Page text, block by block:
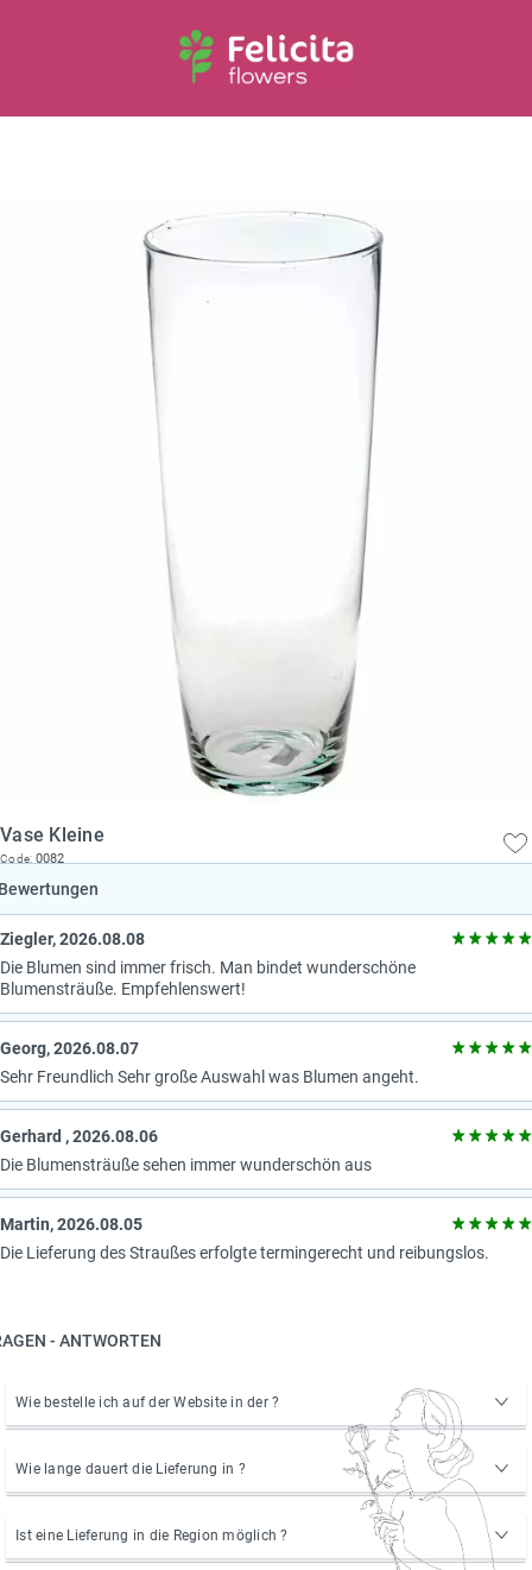
Vase Kleine
Code: 0082
Ziegler, 2026.08.08
Die Blumen sind immer frisch. Man bindet wunderschöne
Blumensträuße. Empfehlenswert!
Georg, 2026.08.07
Sehr Freundlich Sehr große Auswahl was Blumen angeht.
Gerhard , 2026.08.06
Die Blumensträuße sehen immer wunderschön aus
Martin, 2026.08.05
Die Lieferung des Straußes erfolgte termingerecht und reibungslos.
- ANTWORTEN
Wie bestelle ich auf der Website in der ?
Wie lange dauert die Lieferung in ?
Ist eine Lieferung in die Region möglich ?